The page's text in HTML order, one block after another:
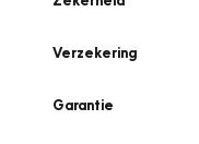
Verzekering
Garantie